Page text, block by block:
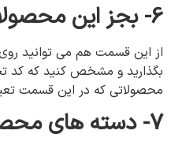
6- بجز این
از این قسمت هم می توانید
بگذارید و مشخص کنید که
محصولاتی که در این قسمت
7- دسته های